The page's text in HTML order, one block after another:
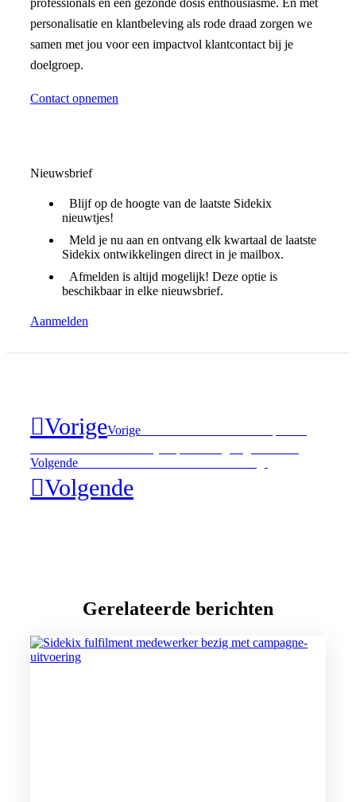
professionals en een gezonde dosis enthousiasme. En met
personalisatie en klantbeleving als rode draad zorgen we
samen met jou voor een impactvol klantcontact bij je
doelgroep.
Contact opnemen
Nieuwsbrief
Blijf op de hoogte van de laatste Sidekix
nieuwtjes!
Meld je nu aan en ontvang elk kwartaal de laatste
Sidekix ontwikkelingen direct in je mailbox.
Afmelden is altijd mogelijk! Deze optie is
beschikbaar in elke nieuwsbrief.
Aanmelden
VorigeVorige
Volgende
Volgende
Gerelateerde berichten